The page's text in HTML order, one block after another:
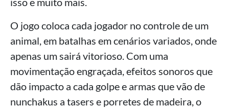
O jogo coloca cada jogador no controle de um
animal, em batalhas em cenários variados, onde
apenas um sairá vitorioso. Com uma
movimentação engraçada, efeitos sonoros que
dão impacto a cada golpe e armas que vão de
nunchakus a tasers e porretes de madeira, o